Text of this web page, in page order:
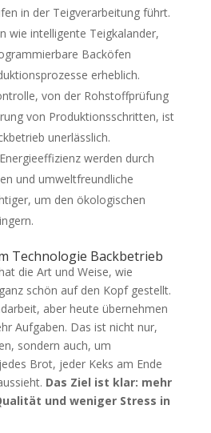
in der Teigverarbeitung führt.
wie intelligente Teigkalander,
Backöfen
erheblich.
von der Rohstoffprüfung
von Produktionsschritten, ist
unerlässlich.
werden durch
und umweltfreundliche
um den ökologischen
Technologie Backbetrieb
die Art und Weise, wie
schön auf den Kopf gestellt.
aber heute übernehmen
Aufgaben. Das ist nicht nur,
sondern auch, um
Brot, jeder Keks am Ende
Das Ziel ist klar: mehr
und weniger Stress in